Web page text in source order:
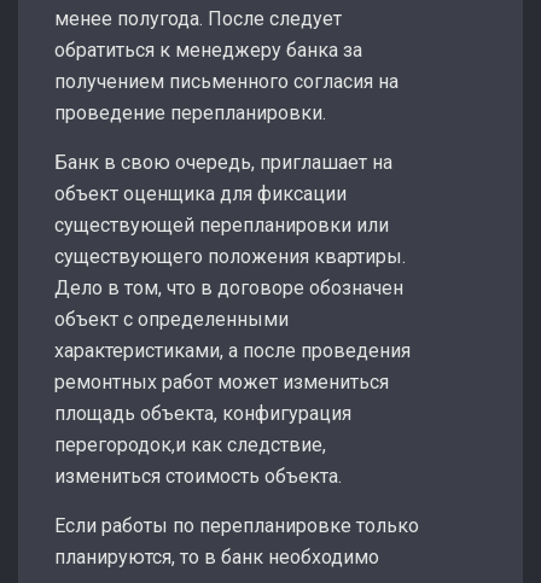
менее полугода. После следует
обратиться к менеджеру банка за
получением письменного согласия на
проведение перепланировки.
Банк в свою очередь, приглашает на
объект оценщика для фиксации
существующей перепланировки или
существующего положения квартиры.
Дело в том, что в договоре обозначен
объект с определенными
характеристиками, а после проведения
ремонтных работ может измениться
площадь объекта, конфигурация
перегородок,и как следствие,
измениться стоимость объекта.
Если работы по перепланировке только
планируются, то в банк необходимо